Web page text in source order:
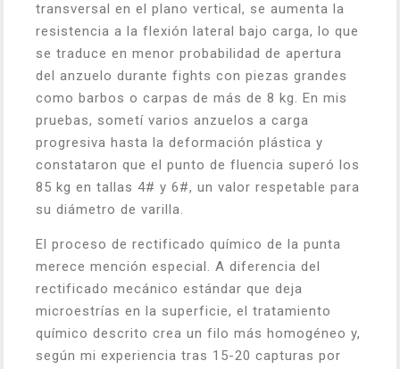
transversal en el plano vertical, se aumenta la
resistencia a la flexión lateral bajo carga, lo que
se traduce en menor probabilidad de apertura
del anzuelo durante fights con piezas grandes
como barbos o carpas de más de 8 kg. En mis
pruebas, sometí varios anzuelos a carga
progresiva hasta la deformación plástica y
constataron que el punto de fluencia superó los
85 kg en tallas 4# y 6#, un valor respetable para
su diámetro de varilla.
El proceso de rectificado químico de la punta
merece mención especial. A diferencia del
rectificado mecánico estándar que deja
microestrías en la superficie, el tratamiento
químico descrito crea un filo más homogéneo y,
según mi experiencia tras 15-20 capturas por